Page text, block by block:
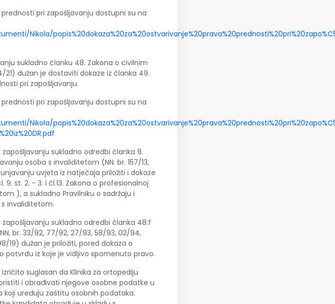
pri zapošljavanju dostupni su na
Nikola/
sukladno članku 48. Zakona o civilnim
dužan je dostaviti dokaze iz članka 49.
pri zapošljavanju.
pri zapošljavanju dostupni su na
Nikola/
sukladno odredbi članka 9.
osoba s invaliditetom (NN. br. 157/13,
uvjeta iz natječaja priložiti i dokaze
st. 2. - 3. i čl.13. Zakona o profesionalnoj
), a sukladno Pravilniku o sadržaju i
invaliditetom.
sukladno odredbi članka 48.f
br. 33/92, 77/92, 27/93, 58/93, 02/94,
19) dužan je priložiti, pored dokaza o
potvrdu iz koje je vidljivo spomenuto pravo.
suglasan da Klinika za ortopediju
i obrađivati njegove osobne podatke u
uređuju zaštitu osobnih podataka.